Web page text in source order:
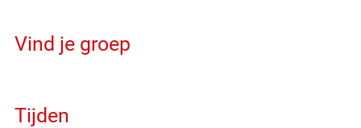
Vind je groep
Tijden